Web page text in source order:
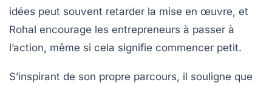
idées peut souvent retarder la mise en œuvre, et
Rohal encourage les entrepreneurs à passer à
l’action, même si cela signifie commencer petit.
S’inspirant de son propre parcours, il souligne que